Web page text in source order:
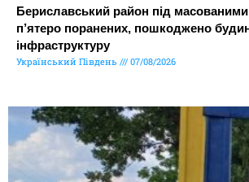
Бериславський район під
п’ятеро поранених, пошкоджено
інфраструктуру
Український Південь 07/08/2026